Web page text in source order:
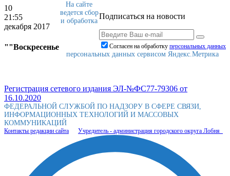
10
21:55
декабря 2017
""Воскресенье
Подписаться на новости
Согласен на обработку персональныx данных
На сайте
ведется сбор
и обработка
персональных данных сервисом Яндекс.Метрика
Регистрация сетевого издания ЭЛ-№ФС77-79306 от
16.10.2020
ФЕДЕРАЛЬНОЙ СЛУЖБОЙ ПО НАДЗОРУ В СФЕРЕ СВЯЗИ,
ИНФОРМАЦИОННЫХ ТЕХНОЛОГИЙ И МАССОВЫХ
КОММУНИКАЦИЙ
Контакты редакции сайта Учредитель - администрация городского округа Лобня